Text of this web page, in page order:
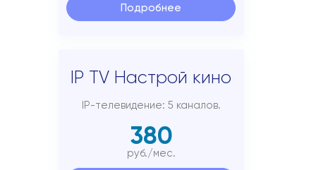
Подробнее
IP TV Настрой кино
IP-телевидение: 5 каналов.
380
руб./мес.